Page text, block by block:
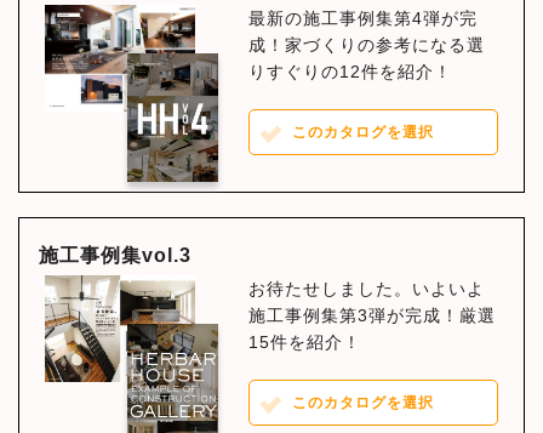
最新の施工事例集第4弾が完
成！家づくりの参考になる選
りすぐりの12件を紹介！
このカタログを選択
施工事例集vol.3
お待たせしました。いよいよ
施工事例集第3弾が完成！厳選
15件を紹介！
このカタログを選択